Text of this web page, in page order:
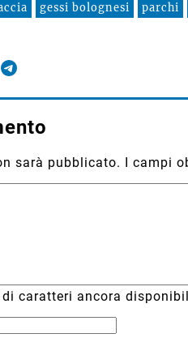
gessi bolognesi parchi
sarà pubblicato. I campi
di caratteri ancora